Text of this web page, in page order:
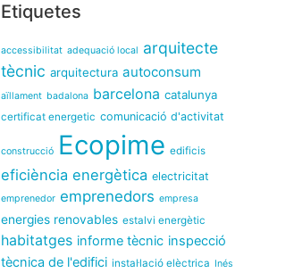
Etiquetes
accessibilitat adequació local arquitecte
tècnic arquitectura autoconsum
aïllament badalona barcelona catalunya
certificat energetic comunicació d'activitat
construcció Ecopime edificis
eficiència energètica electricitat
emprenedor emprenedors empresa
energies renovables estalvi energètic
habitatges informe tècnic inspecció
tècnica de l'edifici instal·lació elèctrica Inés